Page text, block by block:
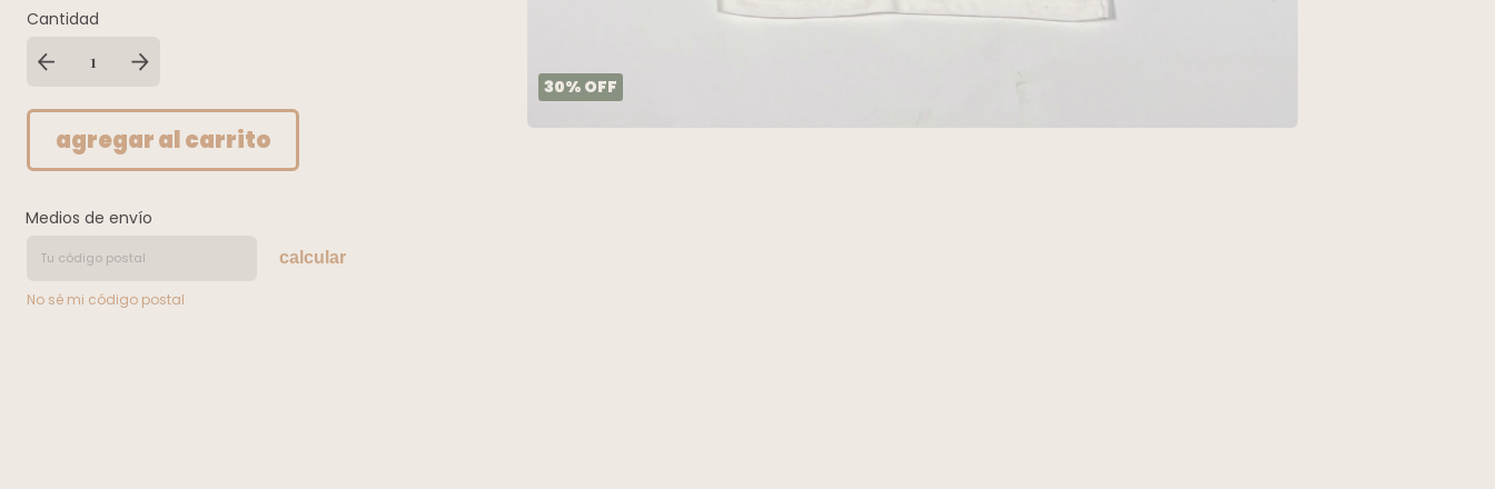
Cantidad
Medios de envío
calcular
No sé mi código postal
30% OFF